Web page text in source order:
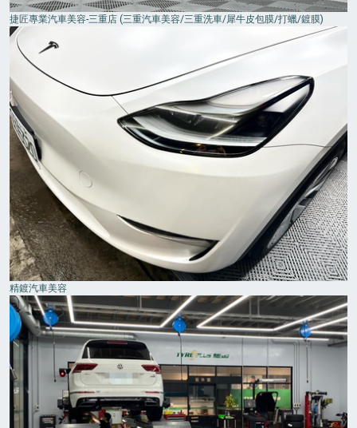
捷匠專業汽車美容-三重店 (三重汽車美容/三重洗車/犀牛皮包膜/打蠟/鍍膜)
精鍍汽車美容